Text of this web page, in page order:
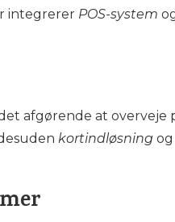
integrerer POS-system
afgørende at overveje
kortindløsning og